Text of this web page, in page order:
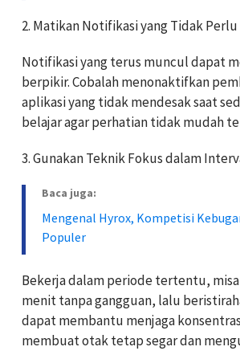
2. Matikan Notifikasi yang Tidak Perlu
Notifikasi yang terus muncul dapat
berpikir. Cobalah menonaktifkan
aplikasi yang tidak mendesak saat
belajar agar perhatian tidak mudah
3. Gunakan Teknik Fokus dalam
Baca juga:
Mengenal Hyrox, Kompetisi
Populer
Bekerja dalam periode tertentu,
menit tanpa gangguan, lalu
dapat membantu menjaga
membuat otak tetap segar dan